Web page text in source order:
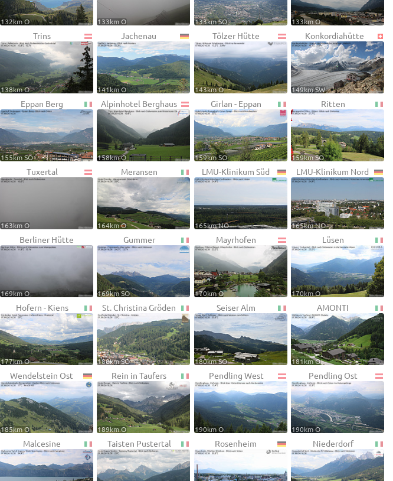
132km O 133km O 133km SO 133km O
Trins
138km O
Jachenau
141km O
Tölzer Hütte
143km O
Konkordiahütte
149km SW
Eppan Berg
155km SO
Alpinhotel Berghaus
158km O
Girlan - Eppan
159km SO
Ritten
159km SO
Tuxertal
163km O
Meransen
164km O
LMU-Klinikum Süd
165km NO
LMU-Klinikum Nord
165km NO
Berliner Hütte
169km O
Gummer
169km SO
Mayrhofen
170km O
Lüsen
170km O
Hofern - Kiens
177km O
St. Christina Gröden
180km SO
Seiser Alm
180km SO
AMONTI
181km O
Wendelstein Ost
185km O
Rein in Taufers
189km O
Pendling West
190km O
Pendling Ost
190km O
Malcesine Taisten Pustertal Rosenheim Niederdorf